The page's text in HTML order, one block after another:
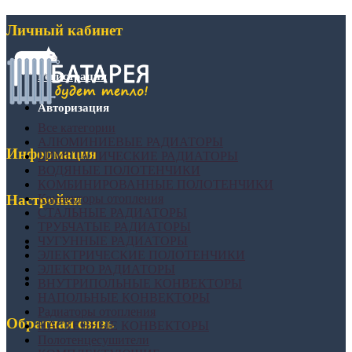
Личный кабинет
Регистрация
Авторизация
Информация
Настройки
Обратная связь
БИМЕТАЛИЧЕСКИЕ РАДИАТОРЫ
Конвекторы отопления
СТАЛЬНЫЕ РАДИАТОРЫ
НАСТЕННЫЕ КОНВЕКТОРЫ